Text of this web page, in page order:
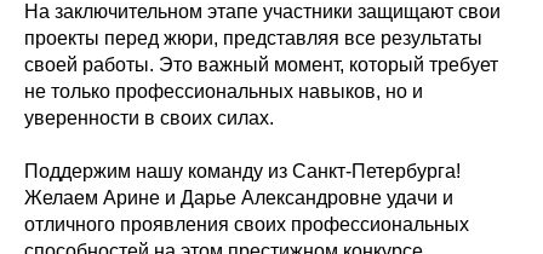
На заключительном этапе участники защищают свои
проекты перед жюри, представляя все результаты
своей работы. Это важный момент, который требует
не только профессиональных навыков, но и
уверенности в своих силах.
Поддержим нашу команду из Санкт-Петербурга!
Желаем Арине и Дарье Александровне удачи и
отличного проявления своих профессиональных